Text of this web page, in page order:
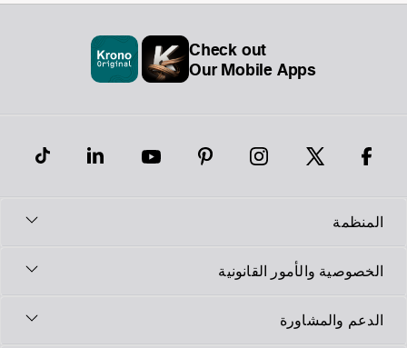
Check out
Our Mobile Apps
والأمور القانونية
والمشاورة